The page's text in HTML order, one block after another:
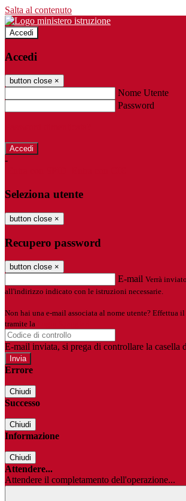
Salta al contenuto
Accedi
Accedi
button close ×
Nome Utente
Password
-
Seleziona utente
button close ×
Recupero password
button close ×
E-mail Verrà
all'indirizzo indicato con le istruzioni necessarie.
Non hai una e-mail associata al nome utente? Effettua
tramite la
E-mail inviata, si prega di controllare la casella
Errore
Chiudi
Successo
Chiudi
Informazione
Chiudi
Attendere...
Attendere il completamento dell'operazione...